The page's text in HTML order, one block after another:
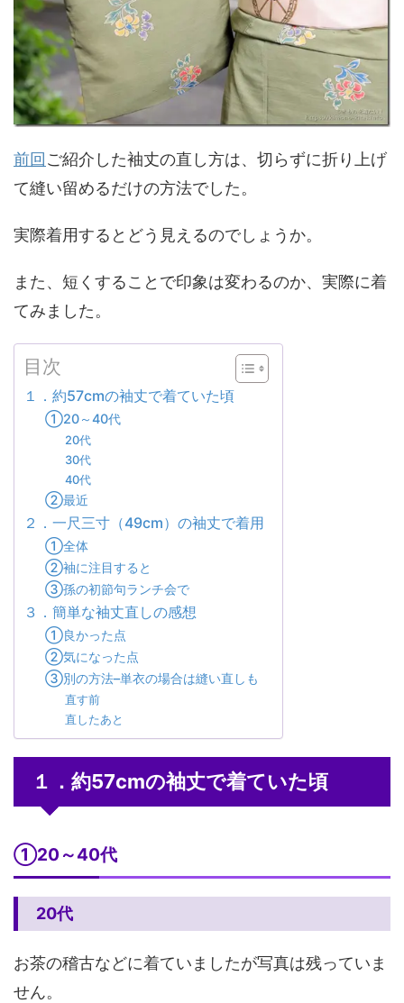
前回ご紹介した袖丈の直し方は、切らずに折り上げ
て縫い留めるだけの方法でした。
実際着用するとどう見えるのでしょうか。
また、短くすることで印象は変わるのか、実際に着
てみました。
目次
１．約57cmの袖丈で着ていた頃
①20～40代
20代
30代
40代
②最近
２．一尺三寸（49cm）の袖丈で着用
①全体
②袖に注目すると
③孫の初節句ランチ会で
３．簡単な袖丈直しの感想
①良かった点
②気になった点
③別の方法–単衣の場合は縫い直しも
直す前
直したあと
１．約57cmの袖丈で着ていた頃
①20～40代
20代
お茶の稽古などに着ていましたが写真は残っていま
せん。